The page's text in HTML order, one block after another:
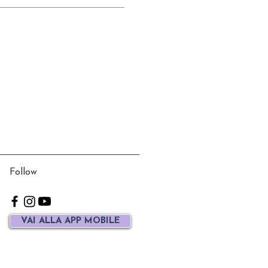
Follow
VAI ALLA APP MOBILE